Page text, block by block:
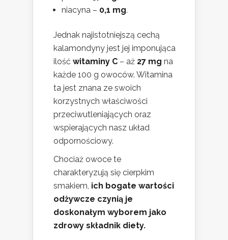
niacyna – 0,1 mg.
Jednak najistotniejszą cechą
kalamondyny jest jej imponująca
ilość witaminy C – aż 27 mg na
każde 100 g owoców. Witamina
ta jest znana ze swoich
korzystnych właściwości
przeciwutleniających oraz
wspierających nasz układ
odpornościowy.
Chociaż owoce te
charakteryzują się cierpkim
smakiem, ich bogate wartości
odżywcze czynią je
doskonałym wyborem jako
zdrowy składnik diety.